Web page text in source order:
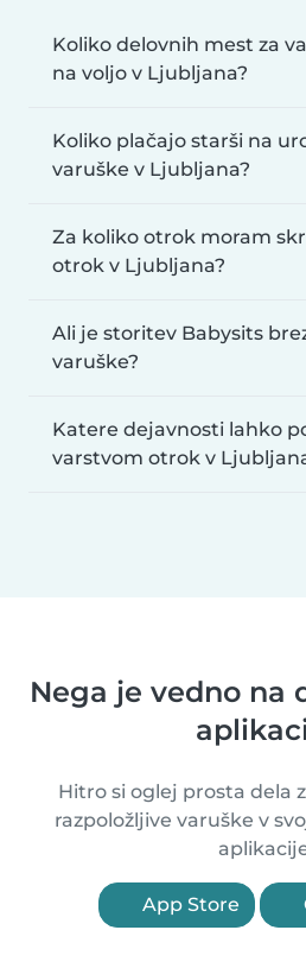
Koliko delovnih mest za
na voljo v Ljubljana?
Koliko plačajo starši na
varuške v Ljubljana?
Za koliko otrok moram
otrok v Ljubljana?
Ali je storitev Babysits
varuške?
Katere dejavnosti lahko
varstvom otrok v
Nega je vedno na
Hitro si oglej prosta dela
razpoložljive varuške v
App Store